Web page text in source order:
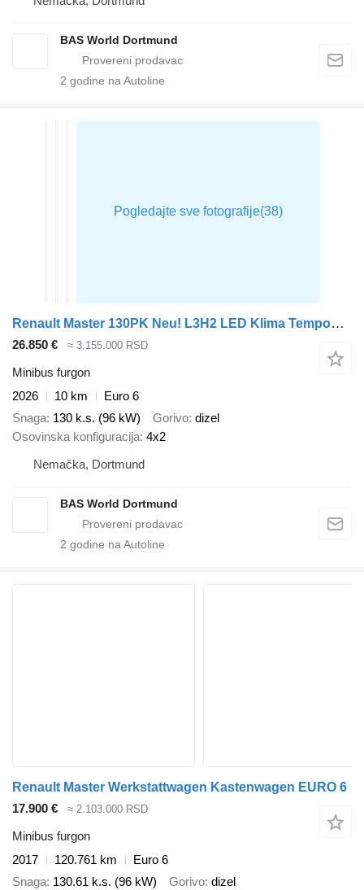
BAS World Dortmund
2 godine na Autoline
Renault Master 130PK Neu! L3H2 LED Klima Tempomat CarPlay Parkensensoren
26.850 € ≈ 3.155.000 RSD
Minibus furgon
2026
10 km
Euro 6
Snaga 130 k.s. (96 kW) Gorivo dizel
Osovinska konfiguracija 4x2
Nemačka, Dortmund
BAS World Dortmund
2 godine na Autoline
Renault Master Werkstattwagen Kastenwagen EURO 6
17.900 €
≈ 2.103.000 RSD
Minibus furgon
2017
120.761 km
Euro 6
Snaga 130.61 k.s. (96 kW) Gorivo dizel